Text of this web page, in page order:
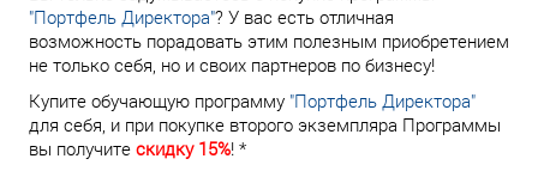
"Портфель Директора"? У вас есть отличная
возможность порадовать этим полезным приобретением
не только себя, но и своих партнеров по бизнесу!
Купите обучающую программу "Портфель Директора"
для себя, и при покупке второго экземпляра Программы
вы получите скидку 15%! *